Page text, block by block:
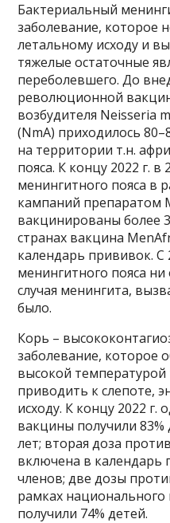
Бактериальный
заболевание, которое
летальному исходу и
тяжелые остаточные
переболевшего. До
революционной
возбудителя Neisseria
(NmA) приходилось
на территории т.н.
пояса. К концу 2022 г. в
менингитного пояса в
кампаний препаратом
вакцинированы более
странах вакцина
календарь прививок. С
менингитного пояса
случая менингита,
было.
Корь –
заболевание, которое
высокой
приводить к слепоте,
исходу. К концу 2022
вакцины получили 83%
лет; вторая доза
включена в календарь
членов; две дозы
рамках
получили 74% детей.